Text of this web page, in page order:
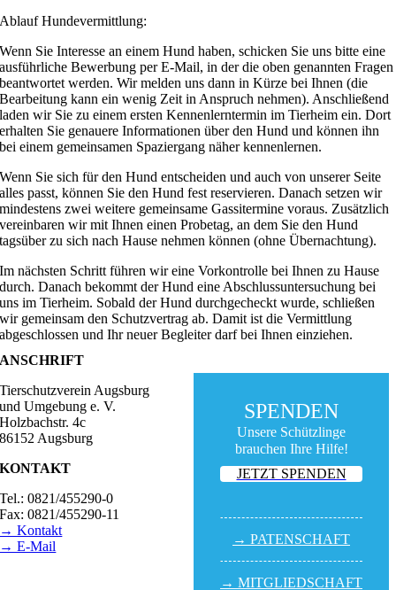
Ablauf Hundevermittlung:
Wenn Sie Interesse an einem Hund haben, schicken Sie uns bitte eine
ausführliche Bewerbung per E-Mail, in der die oben genannten Fragen
beantwortet werden. Wir melden uns dann in Kürze bei Ihnen (die
Bearbeitung kann ein wenig Zeit in Anspruch nehmen). Anschließend
laden wir Sie zu einem ersten Kennenlerntermin im Tierheim ein. Dort
erhalten Sie genauere Informationen über den Hund und können ihn
bei einem gemeinsamen Spaziergang näher kennenlernen.
Wenn Sie sich für den Hund entscheiden und auch von unserer Seite
alles passt, können Sie den Hund fest reservieren. Danach setzen wir
mindestens zwei weitere gemeinsame Gassitermine voraus. Zusätzlich
vereinbaren wir mit Ihnen einen Probetag, an dem Sie den Hund
tagsüber zu sich nach Hause nehmen können (ohne Übernachtung).
Im nächsten Schritt führen wir eine Vorkontrolle bei Ihnen zu Hause
durch. Danach bekommt der Hund eine Abschlussuntersuchung bei
uns im Tierheim. Sobald der Hund durchgecheckt wurde, schließen
wir gemeinsam den Schutzvertrag ab. Damit ist die Vermittlung
abgeschlossen und Ihr neuer Begleiter darf bei Ihnen einziehen.
SPENDEN
Unsere Schützlinge
brauchen Ihre Hilfe!
JETZT SPENDEN
→ PATEN­SCHAFT
→ MITGLIED­SCHAFT
ANSCHRIFT
Tierschutzverein Augsburg
und Umgebung e. V.
Holzbachstr. 4c
86152 Augsburg
KONTAKT
Tel.: 0821/455290-0
Fax: 0821/455290-11
→ Kontakt
→ E-Mail